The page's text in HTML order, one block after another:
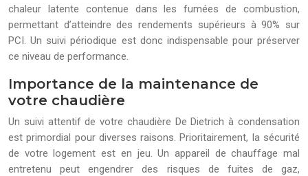
chaleur latente contenue dans les fumées de combustion,
permettant d’atteindre des rendements supérieurs à 90% sur
PCI. Un suivi périodique est donc indispensable pour préserver
ce niveau de performance.
Importance de la maintenance de
votre chaudière
Un suivi attentif de votre chaudière De Dietrich à condensation
est primordial pour diverses raisons. Prioritairement, la sécurité
de votre logement est en jeu. Un appareil de chauffage mal
entretenu peut engendrer des risques de fuites de gaz,